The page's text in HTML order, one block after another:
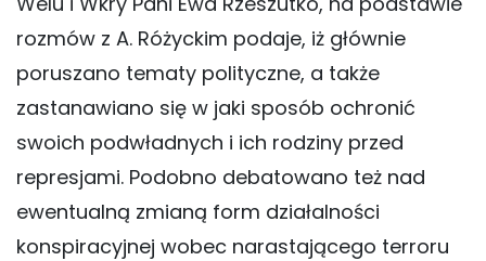
rozmów z A. Różyckim podaje, iż głównie
poruszano tematy polityczne, a także
zastanawiano się w jaki sposób ochronić
swoich podwładnych i ich rodziny przed
represjami. Podobno debatowano też nad
ewentualną zmianą form działalności
konspiracyjnej wobec narastającego terroru